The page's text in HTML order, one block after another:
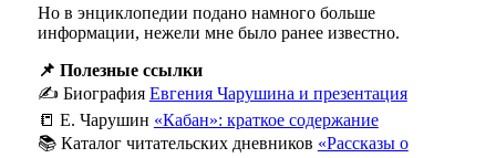
Но в энциклопедии подано намного больше
информации, нежели мне было ранее известно.
📌 Полезные ссылки
✍️ Биография Евгения Чарушина и презентация
📒 Е. Чарушин «Кабан»: краткое содержание
📚 Каталог читательских дневников «Рассказы о